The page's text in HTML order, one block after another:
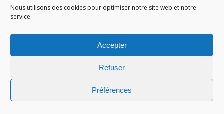
Nous utilisons des cookies pour optimiser notre site web et notre
service.
Accepter
Refuser
Préférences
judiciaire, le Client s’engage à participer à
l’établissement d’un inventaire des Produits se
trouvant dans ses stocks et dont le Vendeur
revendique la propriété ou le paiement et à l’assister
efficacement dans la procédure de revendication
introduite auprès des autorités compétentes. En cas
de saisie ou de toute autre mesure conservatoire sur
les Produits livrés par le Vendeur, le Client élèvera